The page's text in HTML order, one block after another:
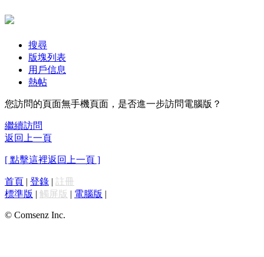
搜尋
版塊列表
用戶信息
熱帖
您訪問的頁面無手機頁面，是否進一步訪問電腦版？
繼續訪問
返回上一頁
[ 點擊這裡返回上一頁 ]
首頁 | 登錄 | 註冊
標準版 | 觸屏版 | 電腦版 |
© Comsenz Inc.